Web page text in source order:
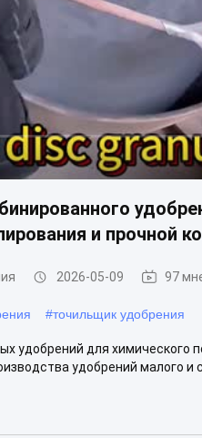
и прочной
2026-05-09 97
#точильщик удобрения
удобрений для химического
удобрений малого и